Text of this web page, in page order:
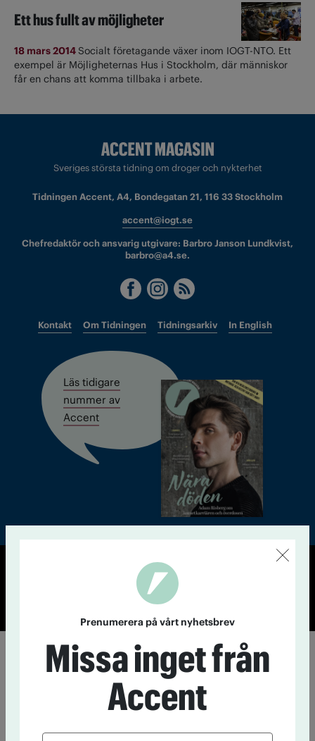
Ett hus fullt av möjligheter
18 mars 2014 Socialt företagande växer inom IOGT-NTO. Ett
exempel är Möjligheternas Hus i Stockholm, där människor
får en chans att komma tillbaka i arbete.
Sveriges största tidning om droger och nykterhet
Tidningen Accent, A4, Bondegatan 21, 116 33 Stockholm
accent@iogt.se
Chefredaktör och ansvarig utgivare: Barbro Janson Lundkvist,
barbro@a4.se.
Kontakt Om Tidningen Tidningsarkiv In English
Läs tidigare
nummer av
Accent
© Tidningen Accent 2026
Personuppgiftspolicy
Prenumerera på vårt nyhetsbrev
Missa inget från
Accent